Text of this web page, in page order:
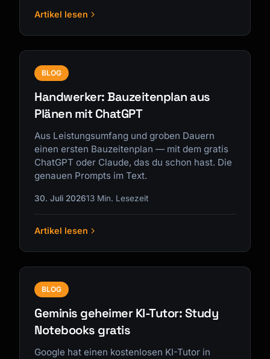
Artikel lesen
BLOG
Handwerker: Bauzeitenplan aus
Plänen mit ChatGPT
Aus Leistungsumfang und groben Dauern
einen ersten Bauzeitenplan — mit dem gratis
ChatGPT oder Claude, das du schon hast. Die
genauen Prompts im Text.
30. Juli 202613 Min. Lesezeit
Artikel lesen
BLOG
Geminis geheimer KI-Tutor: Study
Notebooks gratis
Google hat einen kostenlosen KI-Tutor in